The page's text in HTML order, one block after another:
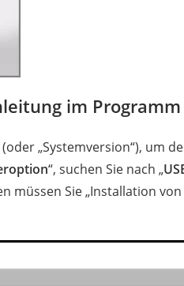
im Programm
(oder „Systemversion“), um
“, suchen Sie nach „
müssen Sie „Installation von